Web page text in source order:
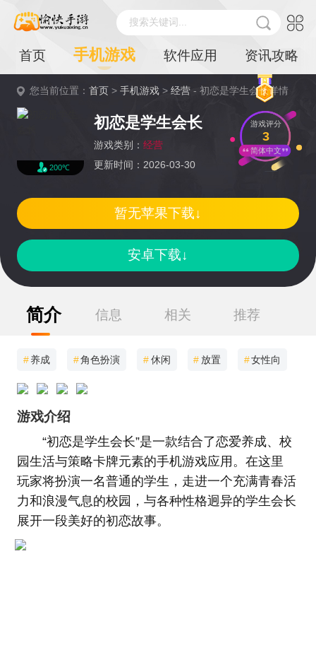
搜索关键词...
首页 手机游戏 软件应用 资讯攻略
您当前位置：首页 >手机游戏 >经营 - 初恋是学生会长详情
200℃
初恋是学生会长
游戏类别： 经营
更新时间：2026-03-30
游戏评分
3
简体中文
安卓下载↓
暂无苹果下载↓
简介 信息 相关 推荐
#养成 #角色扮演 #休闲 # 放置 #女性向
游戏介绍
“初恋是学生会长”是一款结合了恋爱养成、校
园生活与策略卡牌元素的手机游戏应用。在这里
玩家将扮演一名普通的学生，走进一个充满青春活
力和浪漫气息的校园，与各种性格迥异的学生会长
展开一段美好的初恋故事。